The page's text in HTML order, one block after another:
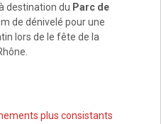
destination du Parc de
de dénivelé pour une
lors de le fête de la
plus consistants